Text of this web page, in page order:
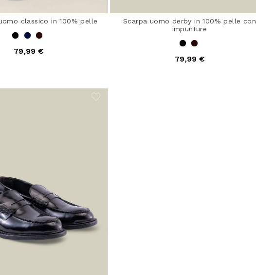
classico in 100% pelle
79,99 €
Scarpa uomo derby in 100% pelle con
impunture
79,99 €